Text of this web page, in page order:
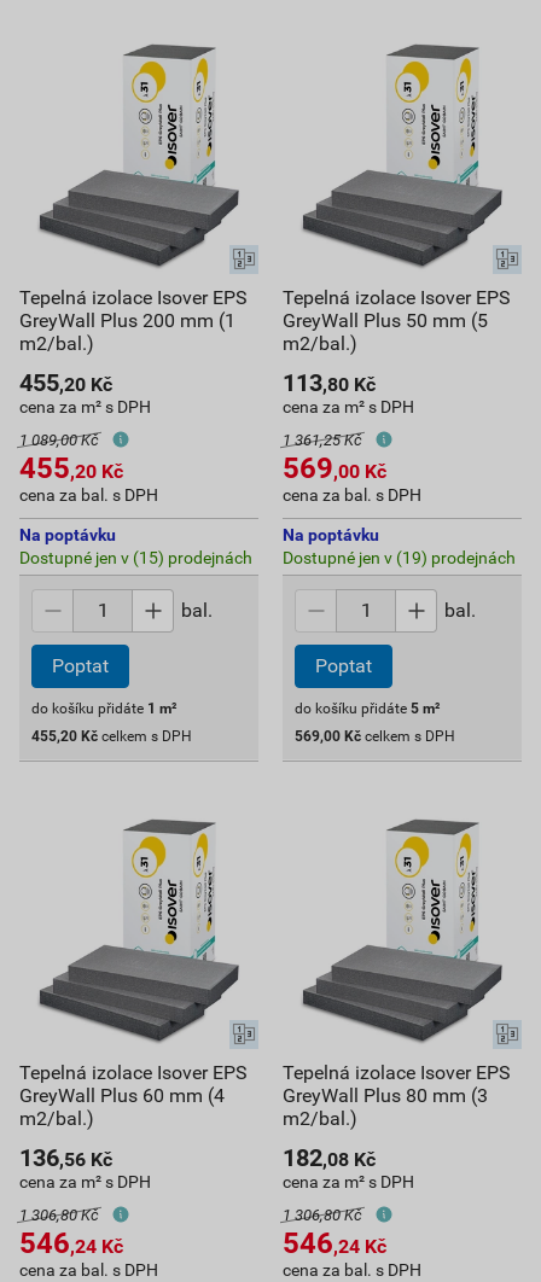
Tepelná izolace Isover EPS
GreyWall Plus 200 mm (1
m2/bal.)
455,20 Kč
cena za m² s DPH
1 089,00 Kč
455,20 Kč
cena za bal. s DPH
Na poptávku
Dostupné jen v (15) prodejnách
bal.
Poptat
do košíku přidáte 1 m²
455,20 Kč celkem s DPH
Tepelná izolace Isover EPS
GreyWall Plus 50 mm (5
m2/bal.)
113,80 Kč
cena za m² s DPH
1 361,25 Kč
569,00 Kč
cena za bal. s DPH
Na poptávku
Dostupné jen v (19) prodejnách
bal.
Poptat
do košíku přidáte 5 m²
569,00 Kč celkem s DPH
Tepelná izolace Isover EPS
GreyWall Plus 60 mm (4
m2/bal.)
136,56 Kč
cena za m² s DPH
1 306,80 Kč
546,24 Kč
cena za bal. s DPH
Tepelná izolace Isover EPS
GreyWall Plus 80 mm (3
m2/bal.)
182,08 Kč
cena za m² s DPH
1 306,80 Kč
546,24 Kč
cena za bal. s DPH